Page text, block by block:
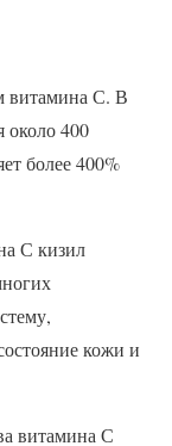
витамина С. В
около 400
более 400%
С кизил
кожи и
витамина С